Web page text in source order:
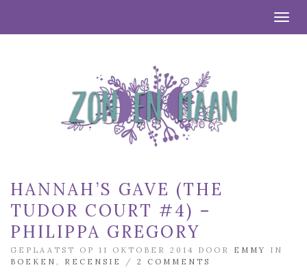
HANNAH’S GAVE (THE
TUDOR COURT #4) –
PHILIPPA GREGORY
GEPLAATST OP 11 OKTOBER 2014 DOOR EMMY
IN
BOEKEN
RECENSIE / 2 COMMENTS